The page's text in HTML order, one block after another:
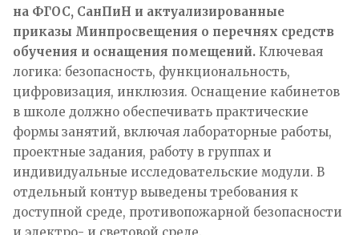
на ФГОС, СанПиН и актуализированные
приказы Минпросвещения о перечнях средств
обучения и оснащения помещений. Ключевая
логика: безопасность, функциональность,
цифровизация, инклюзия. Оснащение кабинетов
в школе должно обеспечивать практические
формы занятий, включая лабораторные работы,
проектные задания, работу в группах и
индивидуальные исследовательские модули. В
отдельный контур выведены требования к
доступной среде, противопожарной безопасности